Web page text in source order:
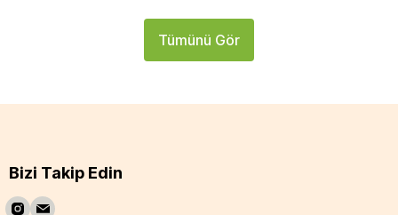
Tümünü Gör
Bizi Takip Edin